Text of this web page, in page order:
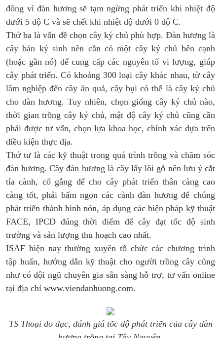
đông vì đàn hương sẽ tạm ngừng phát triển khi nhiệt độ
dưới 5 độ C và sẽ chết khi nhiệt độ dưới 0 độ C.
Thứ ba là vấn đề chọn cây ký chủ phù hợp. Đàn hương là
cây bán ký sinh nên cần có một cây ký chủ bên cạnh
(hoặc gần nó) để cung cấp các nguyên tố vi lượng, giúp
cây phát triển. Có khoảng 300 loại cây khác nhau, từ cây
lâm nghiệp đến cây ăn quả, cây bụi có thể là cây ký chủ
cho đàn hương. Tuy nhiên, chọn giống cây ký chủ nào,
thời gian trồng cây ký chủ, mật độ cây ký chủ cũng cần
phải được tư vấn, chọn lựa khoa học, chính xác dựa trên
điều kiện thực địa.
Thứ tư là các kỹ thuật trong quá trình trồng và chăm sóc
đàn hương. Cây đàn hương là cây lấy lõi gỗ nên lưu ý cắt
tỉa cành, cố gắng để cho cây phát triển thân càng cao
càng tốt, phải bấm ngọn các cành đàn hương để chúng
phát triển thành hình nón, áp dụng các biện pháp kỹ thuật
FACE, IPCD đúng thời điểm để cây đạt tốc độ sinh
trưởng và sản lượng thu hoạch cao nhất.
ISAF hiện nay thường xuyên tổ chức các chương trình
tập huấn, hướng dẫn kỹ thuật cho người trồng cây cũng
như có đội ngũ chuyên gia sẵn sàng hỗ trợ, tư vấn online
tại địa chỉ www.viendanhuong.com.
TS Thoại đo đạc, đánh giá tốc độ phát triển của cây đàn